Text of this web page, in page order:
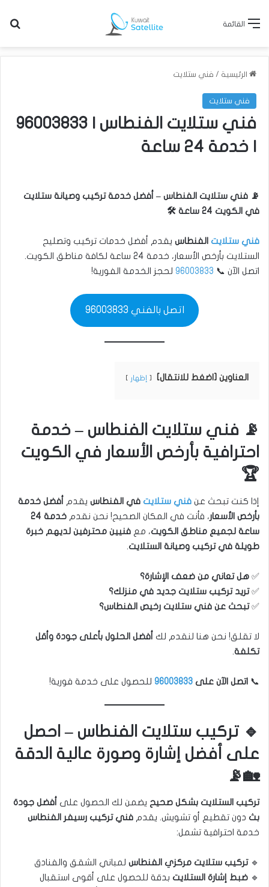
القائمة
الرئيسية / فني ستلايت
فني ستلايت
فني ستلايت الفنطاس | 96003833
| خدمة 24 ساعة
📡 فني ستلايت الفنطاس – أفضل خدمة تركيب وصيانة ستلايت
في الكويت 24 ساعة 🛠️
فني ستلايت الفنطاس يقدم أفضل خدمات تركيب وتصليح
الستلايت بأرخص الأسعار، خدمة 24 ساعة لكافة مناطق الكويت.
اتصل الآن 📞 96003833 لحجز الخدمة الفورية!
اتصل بالفني 96003833
العناوين [اضغط للانتقال] إظهار
📡 فني ستلايت الفنطاس – خدمة
احترافية بأرخص الأسعار في الكويت
🏆
إذا كنت تبحث عن فني ستلايت في الفنطاس يقدم
أفضل خدمة
بأرخص الأسعار، فأنت في المكان الصحيح! نحن نقدم
خدمة 24
ساعة لجميع مناطق الكويت، مع فنيين محترفين لديهم خبرة
طويلة في تركيب وصيانة الستلايت.
✅ هل تعاني من ضعف الإشارة؟
✅تريد تركيب ستلايت جديد في منزلك؟
✅تبحث عن فني ستلايت رخيص الفنطاس؟
لا تقلق! نحن هنا لنقدم لك أفضل الحلول بأعلى جودة وأقل
تكلفة.
📞 اتصل الآن على 96003833 للحصول على خدمة فورية!
🔹 تركيب ستلايت الفنطاس – احصل
على أفضل إشارة وصورة عالية الدقة
🏡📡
تركيب الستلايت بشكل صحيح يضمن لك الحصول على أفضل جودة
بث دون تقطيع أو تشويش. يقدم فني تركيب رسيفر الفنطاس
خدمة احترافية تشمل:
🔹تركيب ستلايت مركزي الفنطاس لمباني الشقق والفنادق
🔹 ضبط إشارة الستلايت بدقة للحصول على أقوى استقبال